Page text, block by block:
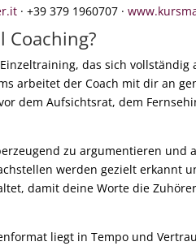
· +39 379 1960707 ·
Coaching?
das sich
arbeitet der Coach mit dir an
dem Aufsichtsrat, dem
zu argumentieren und
werden gezielt erkannt
damit deine Worte die
liegt in Tempo und